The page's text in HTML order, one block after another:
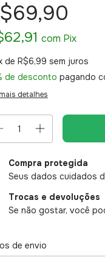
com Pix
de R$6,99 sem juros
de desconto pagando
detalhes
Compra protegida
Seus dados cuidados
Trocas e devoluções
Se não gostar, você
para o CEP:
de envio